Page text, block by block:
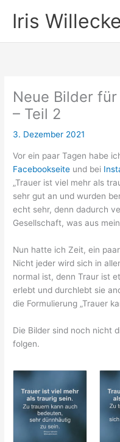
InhaltIris Willecke
Neue Bilder
– Teil 2
3. Dezember 2021
Vor ein paar Tagen habe
Facebookseite und bei
„Trauer ist viel mehr als
sehr gut an und wurden
echt sehr, denn dadurch
Gesellschaft, was aus
Nun hatte ich Zeit, ein
Nicht jeder wird sich in
normal ist, denn Traur ist
erlebt und durchlebt sie
die Formulierung „Trauer
Die Bilder sind noch nicht
folgen.